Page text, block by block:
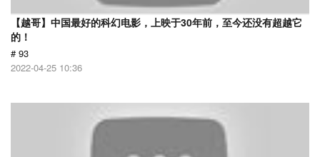
【越哥】中国最好的科幻电影，上映于30年前，至今还没有超越它
的！
# 93
2022-04-25 10:36